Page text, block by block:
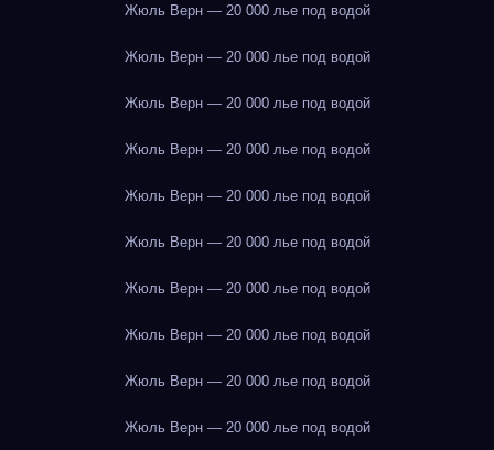
Жюль Верн — 20 000 лье под водой
Жюль Верн — 20 000 лье под водой
Жюль Верн — 20 000 лье под водой
Жюль Верн — 20 000 лье под водой
Жюль Верн — 20 000 лье под водой
Жюль Верн — 20 000 лье под водой
Жюль Верн — 20 000 лье под водой
Жюль Верн — 20 000 лье под водой
Жюль Верн — 20 000 лье под водой
Жюль Верн — 20 000 лье под водой